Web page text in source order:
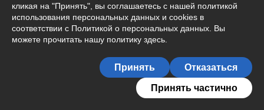
49
О любви: так просто и так сложно.
Спросила недавно маму: а можно ли полюбить идиота
(альфонса, подлеца, ходока и т. п.)?Мама, иронию которой
нужно черпать ложками, ответила т...
кликая на "Принять", вы соглашаетесь с нашей политикой
использования персональных данных и cookies в
соответствии с Политикой о персональных данных. Вы
можете прочитать нашу политику здесь
Принять Отказаться
Принять частично